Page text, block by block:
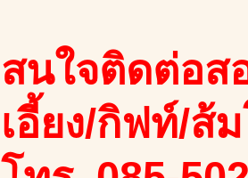
สนใจติดต่อส
เอี้ยง/กิฟท์/ส้